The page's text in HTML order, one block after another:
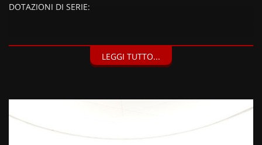
DOTAZIONI DI SERIE:
Vernice metallizzata Dark Metal Grey (750 EUR),
LEGGI TUTTO...